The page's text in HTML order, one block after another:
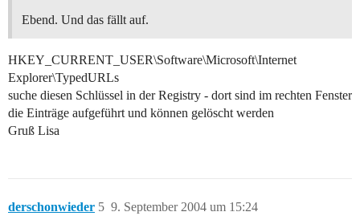
Ebend. Und das fällt auf.
HKEY_CURRENT_USER\Software\Microsoft\Internet
Explorer\TypedURLs
suche diesen Schlüssel in der Registry - dort sind im rechten Fenster
die Einträge aufgeführt und können gelöscht werden
Gruß Lisa
derschonwieder 9. September 2004 um 15:24
5